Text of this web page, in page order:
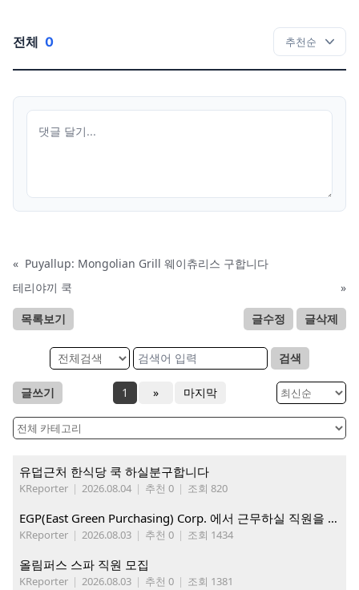
전체 0
« Puyallup: Mongolian Grill 웨이츄리스 구합니다
테리야끼 쿡
»
목록보기 글수정 글삭제
검색
글쓰기 1 » 마지막
유덥근처 한식당 쿡 하실분구합니다
KReporter | 2026.08.04 | 추천 0 | 조회 820
EGP(East Green Purchasing) Corp. 에서 근무하실 직원을 아래와 같이 모집합니다.
KReporter | 2026.08.03 | 추천 0 | 조회 1434
올림퍼스 스파 직원 모집
KReporter | 2026.08.03 | 추천 0 | 조회 1381